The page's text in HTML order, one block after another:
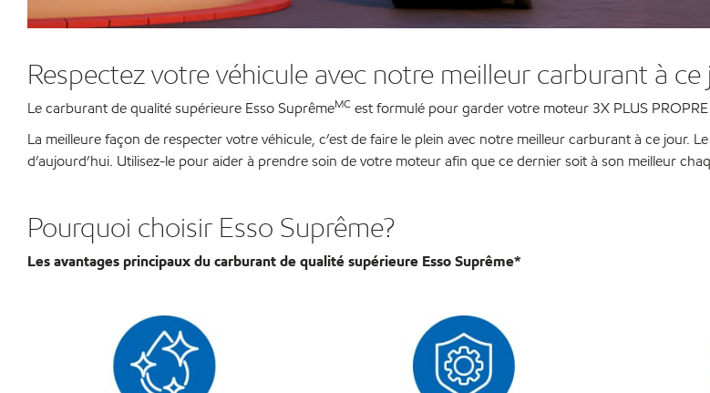
Respectez votre véhicule avec notre meilleur carburant à ce
Le carburant de qualité supérieure Esso SuprêmeMC est formulé pour garder votre moteur 3X PLUS
La meilleure façon de respecter votre véhicule, c’est de faire le plein avec notre meilleur carburant à ce jour.
d’aujourd’hui. Utilisez-le pour aider à prendre soin de votre moteur afin que ce dernier soit à son meilleur
Pourquoi choisir Esso Suprême?
Les avantages principaux du carburant de qualité supérieure Esso Suprême*